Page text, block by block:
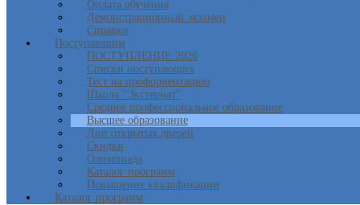
Оплата обучения
Демонстрационный экзамен
Справки
Поступающим
ПОСТУПЛЕНИЕ 2026
Списки поступающих
Тест на профориентацию
Школа "Экстернат"
Среднее профессиональное образование
Высшее образование
Дни открытых дверей
Скидки
Олимпиада
Каталог программ
Повышение квалификации
Каталог программ